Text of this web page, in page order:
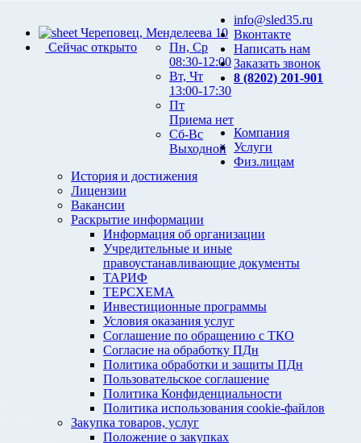
Череповец, Менделеева 10
Сейчас открыто
Пн, Ср
08:30-12:00
Вт, Чт
13:00-17:30
Пт
Приема нет
Сб-Вс
Выходной
info@sled35.ru
Вконтакте
Написать нам
Заказать звонок
8 (8202) 201-901
Компания
История и достижения
Лицензии
Вакансии
Раскрытие информации
Информация об организации
Учредительные и иные
правоустанавливающие документы
ТАРИФ
ТЕРСХЕМА
Инвестиционные программы
Условия оказания услуг
Соглашение по обращению с ТКО
Согласие на обработку ПДн
Политика обработки и защиты ПДн
Пользовательское соглашение
Политика Конфиденциальности
Политика использования cookie-файлов
Закупка товаров, услуг
Положение о закупках
Услуги
Физ.лицам